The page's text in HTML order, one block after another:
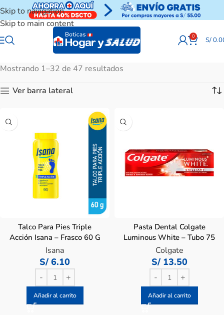
Skip to navigation
Skip to main content
0 S/
Mostrando 1–32 de 47 resultados
Ver barra lateral
Talco Para Pies Triple
Acción Isana – Frasco 60 G
Isana
S/ 6.10
Añadir al carrito
Pasta Dental Colgate
Luminous White – Tubo 75
Ml
Colgate
S/13.50
Añadir al carrito